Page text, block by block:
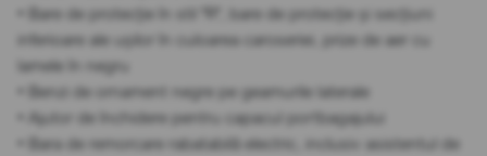
• Bare de protecție în stil "R", bare de protecție și secțiuni
inferioare ale ușilor în culoarea caroseriei, prize de aer cu
lamele în negru
• Benzi de ornament negre pe geamurile laterale
• Ajutor de închidere pentru capacul portbagajului
• Bara de remorcare rabatabilă electric, inclusiv asistentul de